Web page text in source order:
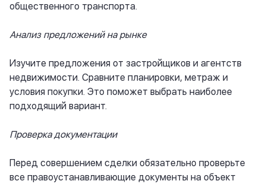
общественного транспорта.
Анализ предложений на рынке
Изучите предложения от застройщиков и агентств
недвижимости. Сравните планировки, метраж и
условия покупки. Это поможет выбрать наиболее
подходящий вариант.
Проверка документации
Перед совершением сделки обязательно проверьте
все правоустанавливающие документы на объект